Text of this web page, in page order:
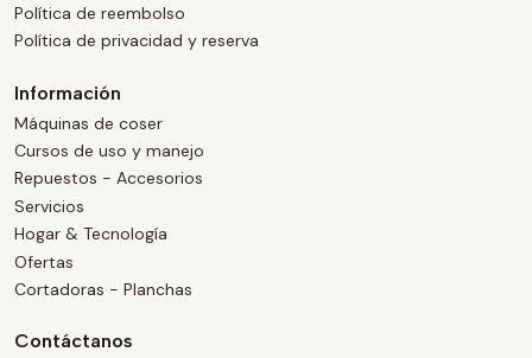
Política de reembolso
Política de privacidad y reserva
Información
Máquinas de coser
Cursos de uso y manejo
Repuestos - Accesorios
Servicios
Hogar & Tecnología
Ofertas
Cortadoras - Planchas
Contáctanos